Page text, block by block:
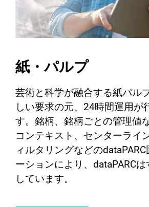
紙・パルプ
芸術と科学が融合する紙パル
しい要求の元、24時間運用が
す。銘柄、銘柄ごとの管理値
コンテキスト、センターライ
ィルタリングなどの
ーションにより、dataPARC
しています。